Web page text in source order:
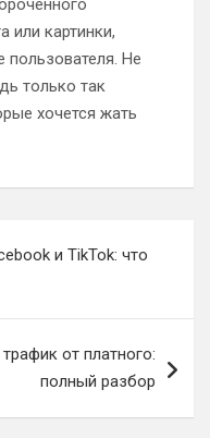
или картинки,
Не
только так
хочется жать
и TikTok: что
от платного:
полный разбор